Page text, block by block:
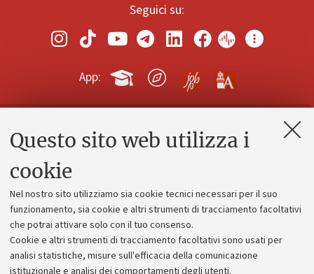
Questo sito web utilizza i
cookie
Nel nostro sito utilizziamo sia cookie tecnici necessari per il suo
funzionamento, sia cookie e altri strumenti di tracciamento facoltativi
che potrai attivare solo con il tuo consenso.
Cookie e altri strumenti di tracciamento facoltativi sono usati per
analisi statistiche, misure sull'efficacia della comunicazione
istituzionale e analisi dei comportamenti degli utenti.
Seguici su:
App:
Contatti e PEC
Alumni community
Piano strategico
Bilanci